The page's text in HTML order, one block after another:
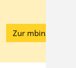
Zur mbinar-Serie ...